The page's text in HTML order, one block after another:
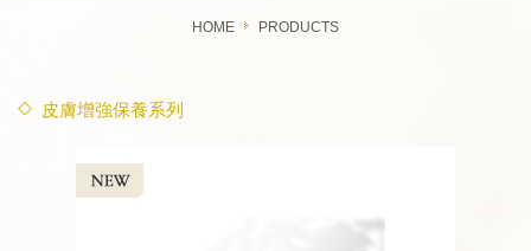
HOME PRODUCTS
皮膚增強保養系列